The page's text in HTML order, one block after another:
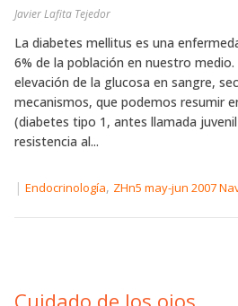
Javier Lafita Tejedor
La diabetes mellitus es una
6% de la población en nuestro
elevación de la glucosa en sangre,
mecanismos, que podemos resumir
(diabetes tipo 1, antes llamada
resistencia al...
| Endocrinología, ZHn5 may-jun 2007
Cuidado de los ojos